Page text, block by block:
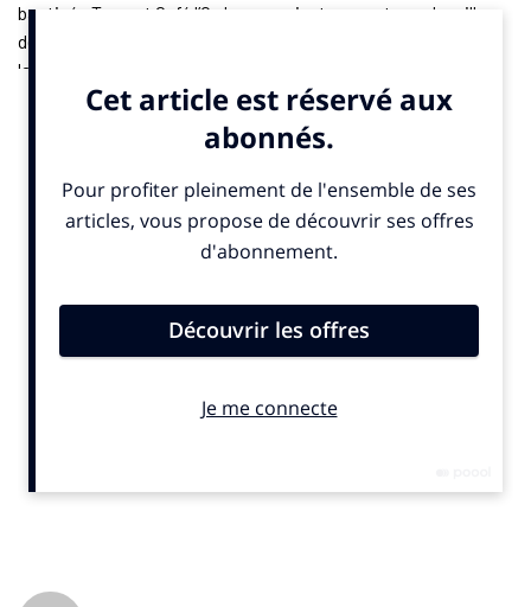
baptisée Transat Café l’Or, les organisateurs ont revu la grille
des primes versées aux premiers équipages. En classe Ultim,
les vainqueurs toucheront 60 000 euros, contre 40 000 euros
lors de l’édition précédenteen 2023. En Imoca, la récompense
sera du même montant, mais en recul par rapport à celle
distribuée il y a deux ans. En Ocean Fifty, la dotation baisse
nettement, divisée par deux, tandis qu’elle reste inchangée
pour les Class 40.
Le départ de la Transat Café l’Or est donné dimanche 26 octobre
multicoques Ocean Fifty s’élanceront la veille en raison des
conditions météorologiques. Les premiers bateaux, dont les
France (Martinique) autour du 10 novembre.
Les primes de la Transat Café l’Or 2025